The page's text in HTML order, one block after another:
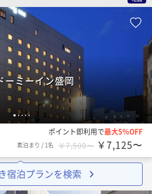
1 23 45
ーミーイン盛岡
ポイント即利用で最大5％OFF
素泊まり / 1名 ￥7,500〜 ￥7,125〜
宿泊プランを検索